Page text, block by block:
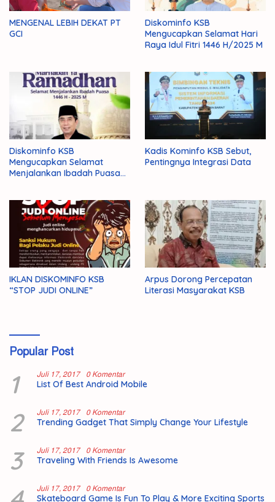
MENGENAL LEBIH DEKAT PT
GCI
Diskominfo KSB
Mengucapkan Selamat Hari
Raya Idul Fitri 1446 H/2025 M
Diskominfo KSB
Mengucapkan Selamat
Menjalankan Ibadah Puasa
Kadis Kominfo KSB Sebut,
Pentingnya Integrasi Data
IKLAN DISKOMINFO KSB
“STOP JUDI ONLINE”
Arpus Dorong Percepatan
Literasi Masyarakat KSB
Popular Post
1 Juli 17, 2017 0 Komentar
List Of Best Android Mobile
2 Juli 17, 2017 0 Komentar
Trending Gadget That Simply Change Your Lifestyle
3 Juli 17, 2017 0 Komentar
Traveling With Friends Is Awesome
Juli 17, 2017 0 Komentar
Skateboard Game Is Fun To Play & More Exciting Sports